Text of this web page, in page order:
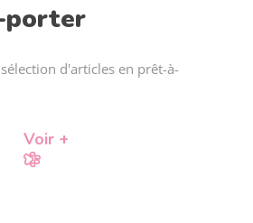
porter
d'articles en prêt-à-
Voir +